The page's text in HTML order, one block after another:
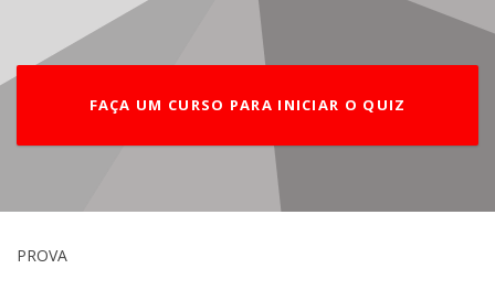
FAÇA UM CURSO PARA INICIAR O QUIZ
PROVA